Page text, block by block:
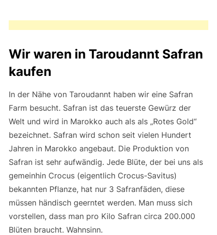
Wir waren in Taroudannt Safran
kaufen
In der Nähe von Taroudannt haben wir eine Safran
Farm besucht. Safran ist das teuerste Gewürz der
Welt und wird in Marokko auch als als „Rotes Gold“
bezeichnet. Safran wird schon seit vielen Hundert
Jahren in Marokko angebaut. Die Produktion von
Safran ist sehr aufwändig. Jede Blüte, der bei uns als
gemeinhin Crocus (eigentlich Crocus-Savitus)
bekannten Pflanze, hat nur 3 Safranfäden, diese
müssen händisch geerntet werden. Man muss sich
vorstellen, dass man pro Kilo Safran circa 200.000
Blüten braucht. Wahnsinn.